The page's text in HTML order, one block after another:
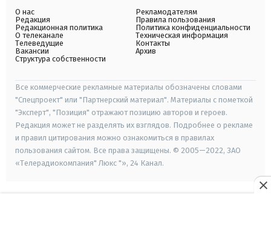
О нас
Редакция
Редакционная политика
О телеканале
Телеведущие
Вакансии
Структура собственности
Рекламодателям
Правила пользования
Политика конфиденциальности
Техническая информация
Контакты
Архив
Все коммерческие рекламные материалы обозначены словами
"Спецпроект" или "Партнерский материал". Материалы с пометкой
"Эксперт", "Позиция" отражают позицию авторов и героев.
Редакция может не разделять их взглядов. Подробнее о рекламе
и правил цитирования можно ознакомиться в правилах
пользования сайтом. Все права защищены. © 2005—2022, ЗАО
«Телерадиокомпания" Люкс "», 24 Канал.